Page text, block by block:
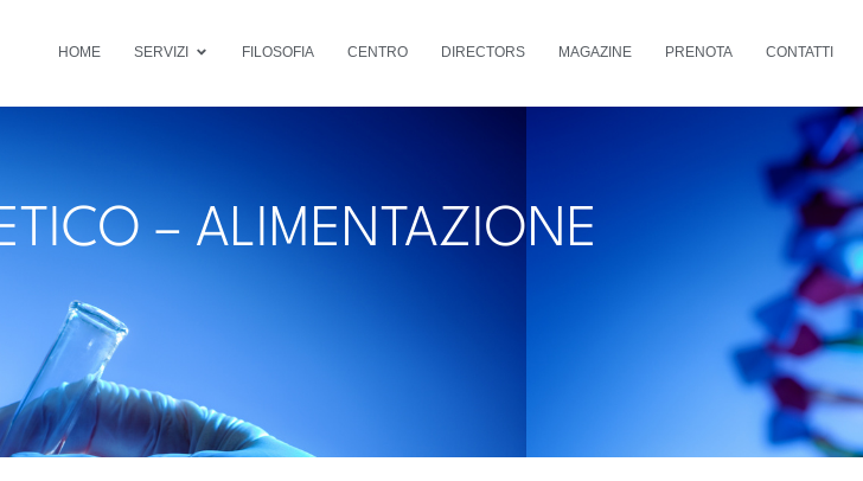
HOME SERVIZI FILOSOFIA CENTRO DIRECTORS MAGAZINE PRENOTA CONTATTI
– ALIMENTAZIONE